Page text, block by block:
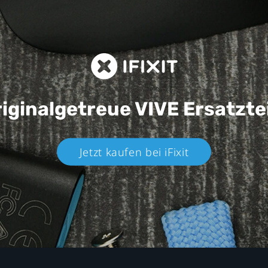
VIVE
Jetzt kaufen bei iFixit​